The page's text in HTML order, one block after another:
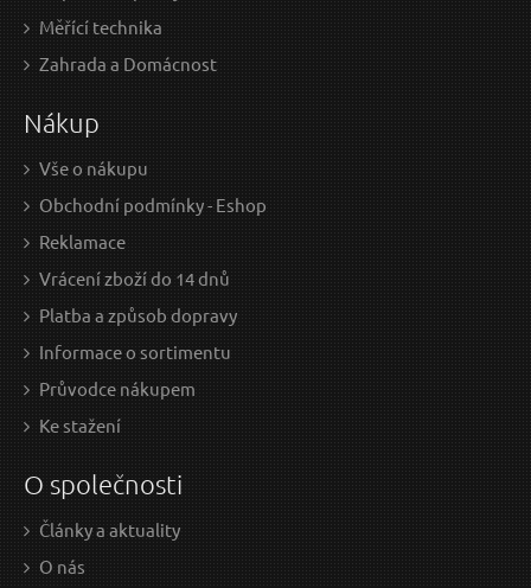
428.93 Kč bez DPH
Skladem
Stlačovák brzdových pístů MECHANIC BRAKE SET
549 Kč / Ks
453.72 Kč bez DPH
Měřící technika
Zahrada a Domácnost
Nákup
Vše o nákupu
Obchodní podmínky - Eshop
Reklamace
Vrácení zboží do 14 dnů
Platba a způsob dopravy
Informace o sortimentu
Průvodce nákupem
Ke stažení
O společnosti
Články a aktuality
O nás